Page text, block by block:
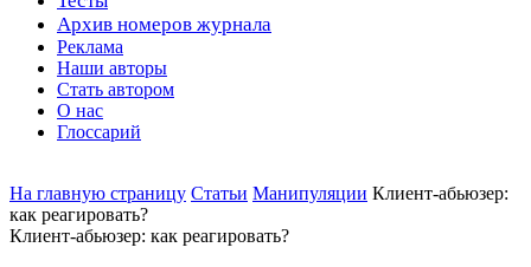
Архив номеров журнала
Реклама
Наши авторы
Стать автором
О нас
Глоссарий
На главную страницу Статьи Манипуляции Клиент-абьюзер:
как реагировать?
Клиент-абьюзер: как реагировать?